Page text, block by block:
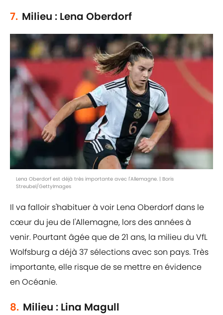
7. Milieu : Lena Oberdorf
Lena Oberdorf est déjà très importante avec l'Allemagne. | Boris
Streubel/GettyImages
Il va falloir s'habituer à voir Lena Oberdorf dans le
cœur du jeu de l'Allemagne, lors des années à
venir. Pourtant âgée que de 21 ans, la milieu du VfL
Wolfsburg a déjà 37 sélections avec son pays. Très
importante, elle risque de se mettre en évidence
en Océanie.
8. Milieu : Lina Magull